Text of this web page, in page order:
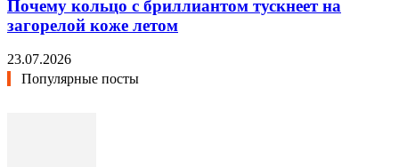
Почему кольцо с бриллиантом тускнеет на
загорелой коже летом
23.07.2026
Популярные посты